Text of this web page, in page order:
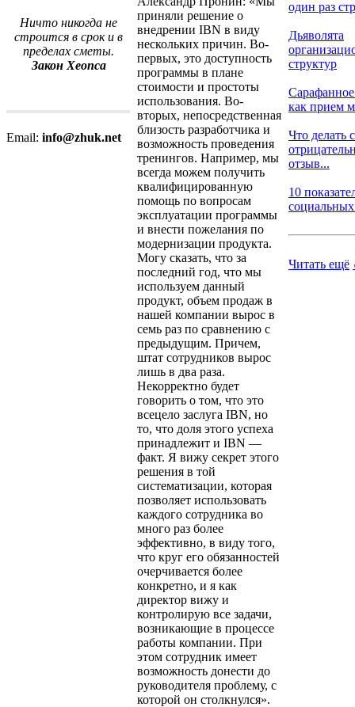
Ничто никогда не
строится в срок и в
пределах сметы.
Закон Хеопса
Email: info@zhuk.net
приняли решение о
внедрении IBN в виду
нескольких причин. Во-
первых, это доступность
программы в плане
стоимости и простоты
использования. Во-
вторых, непосредственная
близость разработчика и
возможность проведения
тренингов. Например, мы
всегда можем получить
квалифицированную
помощь по вопросам
эксплуатации программы
и внести пожелания по
модернизации продукта.
Могу сказать, что за
последний год, что мы
используем данный
продукт, объем продаж в
нашей компании вырос в
семь раз по сравнению с
предыдущим. Причем,
штат сотрудников вырос
лишь в два раза.
Некорректно будет
говорить о том, что это
всецело заслуга IBN, но
то, что доля этого успеха
принадлежит и IBN —
факт. Я вижу секрет этого
решения в той
систематизации, которая
позволяет использовать
каждого сотрудника во
много раз более
эффективно, в виду того,
что круг его обязанностей
очерчивается более
конкретно, и я как
директор вижу и
контролирую все задачи,
возникающие в процессе
работы компании. При
этом сотрудник имеет
возможность донести до
руководителя проблему, с
которой он столкнулся».
один раз
Дьяволята
структур
как прием
Что делать с
отзыв...
10
Читать ещё